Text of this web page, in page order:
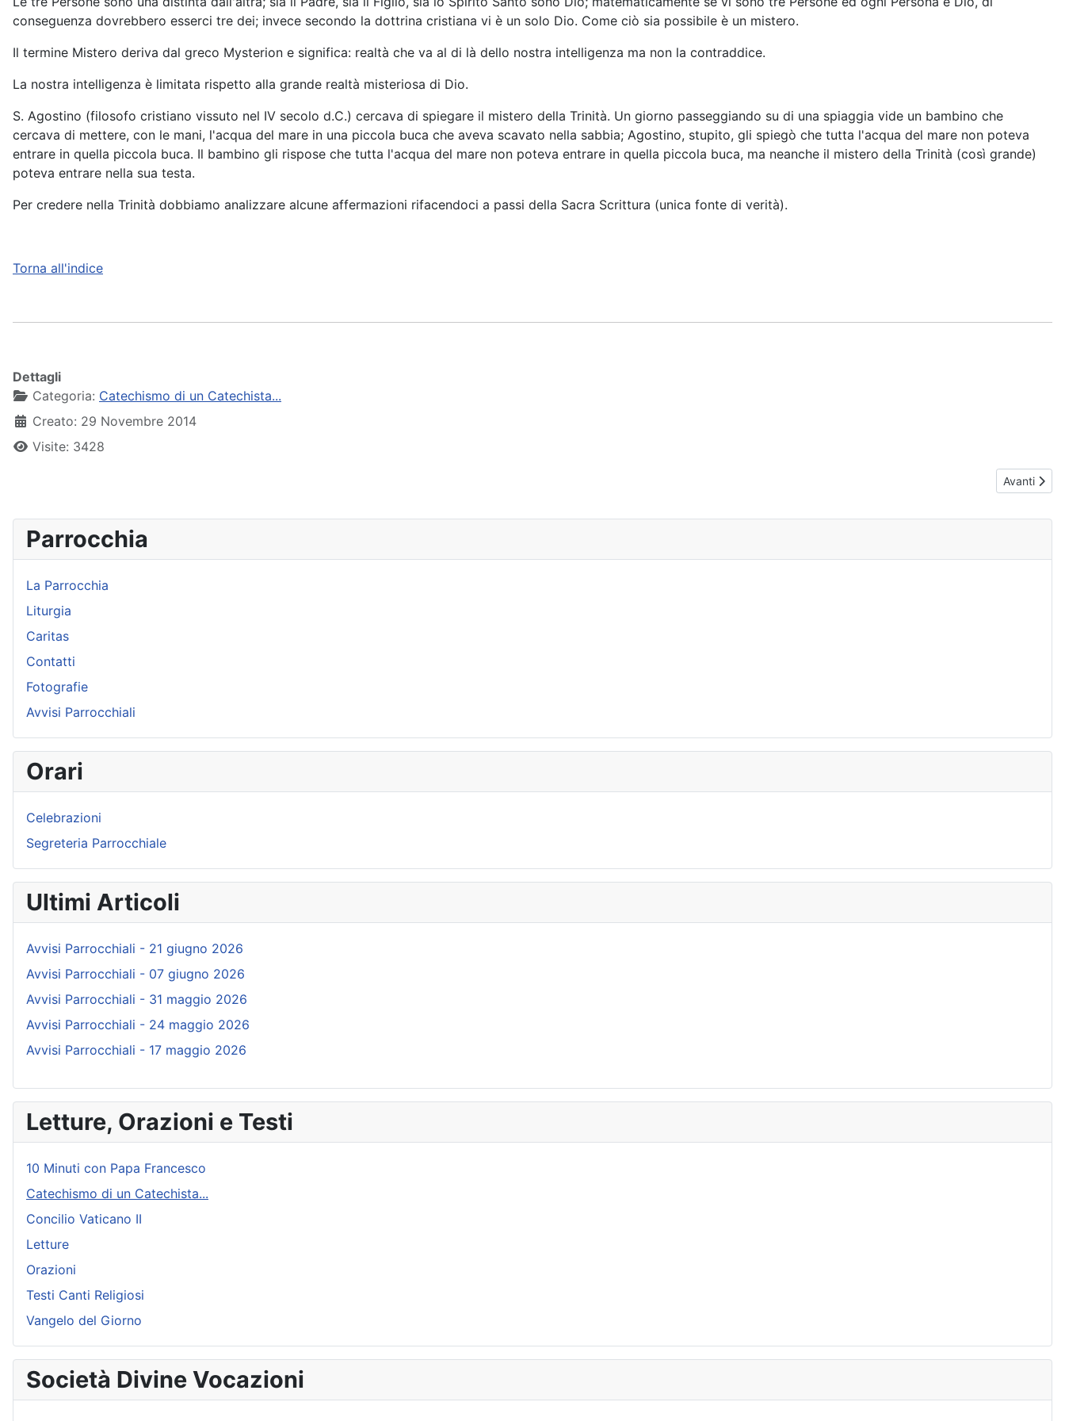
conseguenza dovrebbero esserci tre dei; invece secondo la dottrina cristiana vi è un solo Dio. Come ciò sia possibile è un mistero.
Il termine Mistero deriva dal greco Mysterion e significa: realtà che va al di là dello nostra intelligenza ma non la contraddice.
La nostra intelligenza è limitata rispetto alla grande realtà misteriosa di Dio.
S. Agostino (filosofo cristiano vissuto nel IV secolo d.C.) cercava di spiegare il mistero della Trinità. Un giorno passeggiando su di una spiaggia vide un bambino che
cercava di mettere, con le mani, l'acqua del mare in una piccola buca che aveva scavato nella sabbia; Agostino, stupito, gli spiegò che tutta l'acqua del mare non poteva
entrare in quella piccola buca. Il bambino gli rispose che tutta l'acqua del mare non poteva entrare in quella piccola buca, ma neanche il mistero della Trinità (così grande)
poteva entrare nella sua testa.
Per credere nella Trinità dobbiamo analizzare alcune affermazioni rifacendoci a passi della Sacra Scrittura (unica fonte di verità).
Torna all'indice
Dettagli
Categoria: Catechismo di un Catechista...
Creato: 29 Novembre 2014
Visite: 3428
Articolo
Avanti
Parrocchia
La Parrocchia
Liturgia
Caritas
Contatti
Fotografie
Avvisi Parrocchiali
Orari
Celebrazioni
Segreteria Parrocchiale
Ultimi Articoli
Avvisi Parrocchiali - 21 giugno 2026
Avvisi Parrocchiali - 07 giugno 2026
Avvisi Parrocchiali - 31 maggio 2026
Avvisi Parrocchiali - 24 maggio 2026
Avvisi Parrocchiali - 17 maggio 2026
Letture, Orazioni e Testi
10 Minuti con Papa Francesco
Catechismo di un Catechista...
Concilio Vaticano II
Letture
Orazioni
Testi Canti Religiosi
Vangelo del Giorno
Società Divine Vocazioni